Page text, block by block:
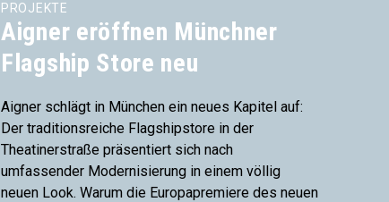
PROJEKTE
Aigner eröffnen Münchner
Flagship Store neu
Aigner schlägt in München ein neues Kapitel auf:
Der traditionsreiche Flagshipstore in der
Theatinerstraße präsentiert sich nach
umfassender Modernisierung in einem völlig
neuen Look. Warum die Europapremiere des neuen